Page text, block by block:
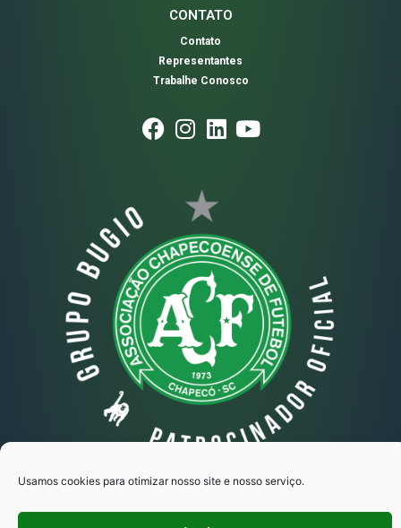
Usamos cookies para otimizar nosso site e nosso serviço.
CONTATO
Contato
Representantes
Trabalhe Conosco